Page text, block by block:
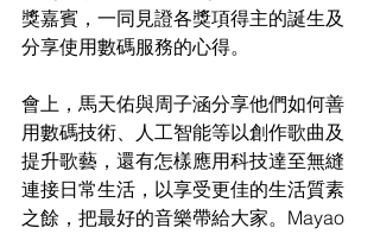
獎嘉賓，一同見證各獎項得主的誕生及
分享使用數碼服務的心得。
會上，馬天佑與周子涵分享他們如何善
用數碼技術、人工智能等以創作歌曲及
提升歌藝，還有怎樣應用科技達至無縫
連接日常生活，以享受更佳的生活質素
之餘，把最好的音樂帶給大家。Mayao